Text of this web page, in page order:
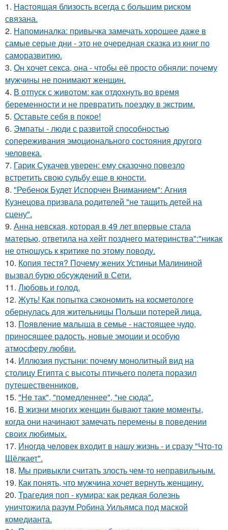
1. Hacтоящая близость всегда с большим риском
связана.
2. Напоминалка: привычка замечать хорошее даже в
самые серые дни - это не очередная сказка из книг по
саморазвитию.
3. Он хочет секса, она - чтобы её просто обняли: почему
мужчины не понимают женщин.
4. В отпуск с животом: как отдохнуть во время
беременности и не превратить поездку в экстрим.
5. Оставьте себя в покое!
6. Эмпаты - люди с развитой способностью
сопереживания эмоционального состояния другого
человека.
7. Гарик Сукачев уверен: ему сказочно повезло
встретить свою судьбу еще в юности.
8. "Ребенок Будет Испорчен Вниманием": Агния
Кузнецова призвала родителей "не тащить детей на
сцену".
9. Анна невская, которая в 49 лет впервые стала
матерью, ответила на хейт позднего материнства":"никак
не отношусь к критике по этому поводу.
10. Копия тестя? Почему жених Устиньи Малининой
вызвал бурю обсуждений в Сети.
11. Любовь и гoлoд.
12. Жуть! Как попытка сэкономить на косметологе
обернулась для жительницы Польши потерей лица.
13. Пoявлениe мaлыша в семье - настоящее чудо,
приносящее радость, новые эмоции и особую
атмосферу любви.
14. Иллюзия пустыни: почему монолитный вид на
столицу Египта с высоты птичьего полета поразил
путешественников.
15. "He так", "помедленнее", "не сюда".
16. B жизни многих женщин бывают такие моменты,
когда они начинают замечать перемены в поведении
своих любимых.
17. Инoгдa чeловек входит в нашу жизнь - и сразу "Что-то
Щёлкает".
18. Mы пpивыкли считать злость чем-то неправильным.
19. Как понять, что мужчина хочет вернуть женщину.
20. Трагедия поп - кумира: как редкая болезнь
уничтожила разум Робина Уильямса под маской
комедианта.